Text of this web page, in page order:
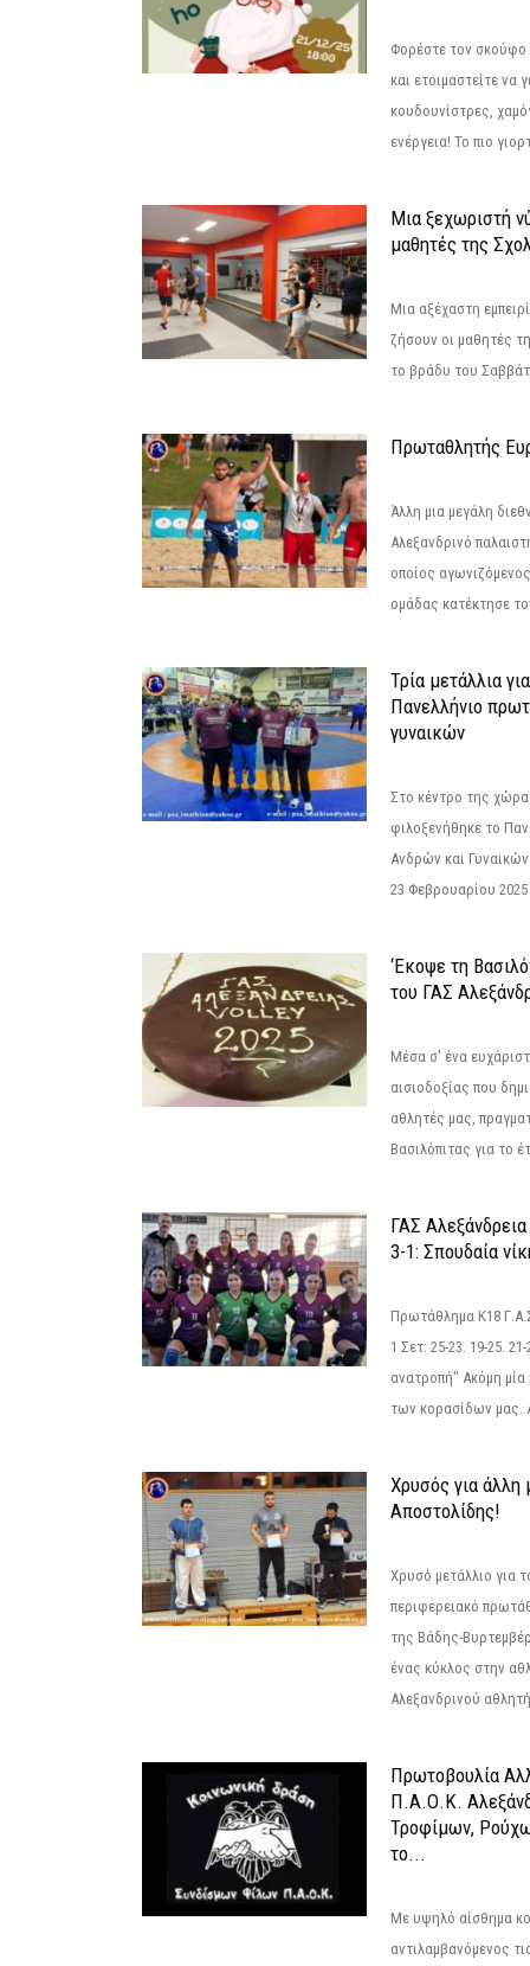
Φορέστε τον σκούφο
και ετοιμαστείτε να
κουδουνίστρες,
ενέργεια! Το πιο
Μια ξεχωριστή
μαθητές της
Μια αξέχαστη
ζήσουν οι μαθητές
το βράδυ του
Πρωταθλητής
Άλλη μια μεγάλη
Αλεξανδρινό
οποίος
ομάδας κατέκτησε
Τρία μετάλλια
Πανελλήνιο
γυναικών
Στο κέντρο της
φιλοξενήθηκε το
Ανδρών και
23 Φεβρουαρίου
‘Εκοψε τη
του ΓΑΣ
Μέσα σ' ένα
αισιοδοξίας που
αθλητές μας,
Βασιλόπιτας για το
ΓΑΣ
3-1: Σπουδαία
Πρωτάθλημα Κ18
1 Σετ: 25-23. 19-25.
ανατροπή" Ακόμη μία
των κορασίδων μας.
Χρυσός για άλλη
Αποστολίδης!
Χρυσό μετάλλιο για
περιφερειακό
της Βάδης-
ένας κύκλος στην
Αλεξανδρινού
Πρωτοβουλία
Π.Α.Ο.Κ.
Τροφίμων,
το...
Με υψηλό αίσθημα
αντιλαμβανόμενος